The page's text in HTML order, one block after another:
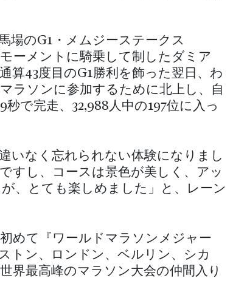
場のG1・メムジーステークス
ーメントに騎乗して制したダミア
算43度目のG1勝利を飾った翌日、わ
ラソンに参加するために北上し、自
で完走、32,988人中の197位に入っ
いなく忘れられない体験になりまし
すし、コースは景色が美しく、アッ
、とても楽しめました」と、レーン
めて『ワールドマラソンメジャー
トン、ロンドン、ベルリン、シカ
界最高峰のマラソン大会の仲間入り